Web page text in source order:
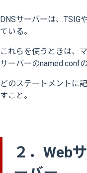
DNSサーバーは、TSIG
ている。
これらを使うときは、
サーバーのnamed.confの
どのステートメントに
すこと。
２．Web